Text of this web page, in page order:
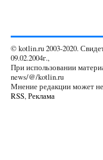
© kotlin.ru 2003-2020.
09.02.2004г.,
При использовании
news/@/kotlin.ru
Мнение редакции может
RSS,Реклама